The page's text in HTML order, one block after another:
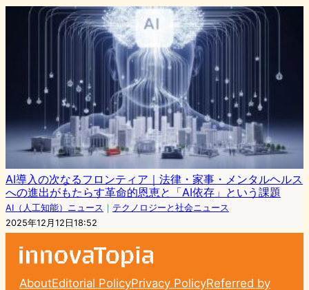
AI導入の次なるフロンティア｜法律・家事・メンタルヘルス
への進出がもたらす革命的恩恵と「AI依存」という課題
AI（人工知能）ニュース ｜ テクノロジーと社会ニュース
2025年12月12日18:52
AboutEditorial PolicyPrivacy PolicyReferred by